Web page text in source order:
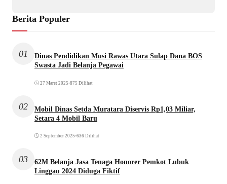
Berita Populer
01
Dinas Pendidikan Musi Rawas Utara Sulap Dana BOS
Swasta Jadi Belanja Pegawai
27 Maret 2025 •875 Dilihat
02
Mobil Dinas Setda Muratara Diservis Rp1,03 Miliar,
Setara 4 Mobil Baru
2 September 2025 •636 Dilihat
03
62M Belanja Jasa Tenaga Honorer Pemkot Lubuk
Linggau 2024 Diduga Fiktif